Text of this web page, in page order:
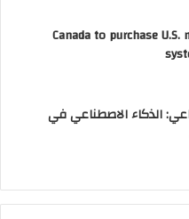
Canada to purchase
الذكاء الاصطناعي في